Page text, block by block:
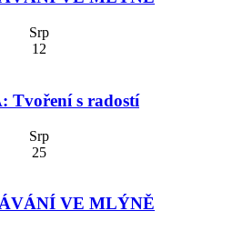
Srp
12
Tvoření s radostí
Srp
25
VE MLÝNĚ